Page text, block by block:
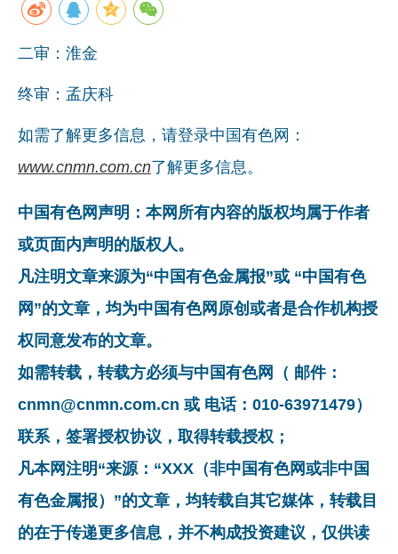
二审：淮金
终审：孟庆科
如需了解更多信息，请登录中国有色网：
www.cnmn.com.cn了解更多信息。
中国有色网声明：本网所有内容的版权均属于作者
或页面内声明的版权人。
凡注明文章来源为“中国有色金属报”或 “中国有色
网”的文章，均为中国有色网原创或者是合作机构授
权同意发布的文章。
如需转载，转载方必须与中国有色网（ 邮件：
cnmn@cnmn.com.cn 或 电话：010-63971479）
联系，签署授权协议，取得转载授权；
凡本网注明“来源：“XXX（非中国有色网或非中国
有色金属报）”的文章，均转载自其它媒体，转载目
的在于传递更多信息，并不构成投资建议，仅供读